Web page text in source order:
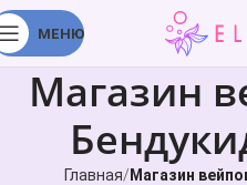
МЕНЮ
Магазин
Главная Магазин